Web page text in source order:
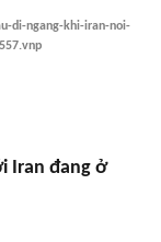
di-ngang-khi-iran-noi-
Iran đang ở